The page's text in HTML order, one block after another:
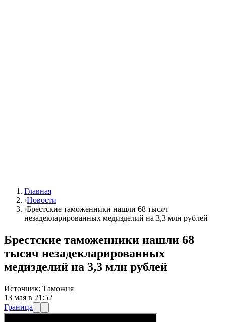
Главная
›Новости
›Брестские таможенники нашли 68 тысяч
незадекларированных медизделий на 3,3 млн рублей
Брестские таможенники нашли 68
тысяч незадекларированных
медизделий на 3,3 млн рублей
Источник: Таможня
13 мая в 21:52
Граница